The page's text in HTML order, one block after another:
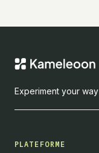
Experiment your way
PLATEFORME